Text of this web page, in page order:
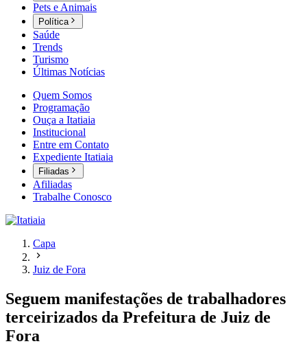
Pets e Animais
Política
Saúde
Trends
Turismo
Últimas Notícias
Quem Somos
Programação
Ouça a Itatiaia
Institucional
Entre em Contato
Expediente Itatiaia
Filiadas
Afiliadas
Trabalhe Conosco
Capa
Juiz de Fora
Seguem manifestações de trabalhadores
terceirizados da Prefeitura de Juiz de
Fora